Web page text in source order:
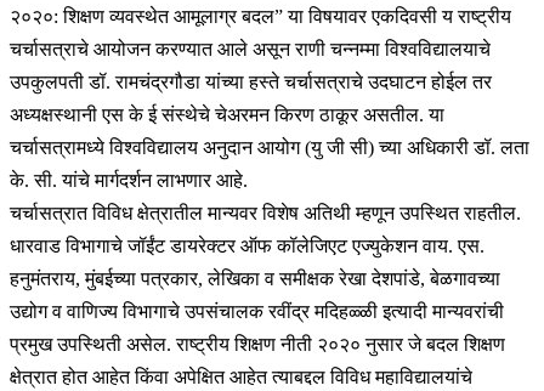
२०२०: शिक्षण व्यवस्थेत आमूलाग्र बदल” या विषयावर एकदिवसी य राष्ट्रीय
चर्चासत्राचे आयोजन करण्यात आले असून राणी चन्नम्मा विश्वविद्यालयाचे
उपकुलपती डॉ. रामचंद्रगौडा यांच्या हस्ते चर्चासत्राचे उदघाटन होईल तर
अध्यक्षस्थानी एस के ई संस्थेचे चेअरमन किरण ठाकूर असतील. या
चर्चासत्रामध्ये विश्वविद्यालय अनुदान आयोग (यु जी सी) च्या अधिकारी डॉ. लता
के. सी. यांचे मार्गदर्शन लाभणार आहे.
चर्चासत्रात विविध क्षेत्रातील मान्यवर विशेष अतिथी म्हणून उपस्थित राहतील.
धारवाड विभागाचे जॉईंट डायरेक्टर ऑफ कॉलेजिएट एज्युकेशन वाय. एस.
हनुमंतराय, मुंबईच्या पत्रकार, लेखिका व समीक्षक रेखा देशपांडे, बेळगावच्या
उद्योग व वाणिज्य विभागाचे उपसंचालक रवींद्र मदिहळ्ळी इत्यादी मान्यवरांची
प्रमुख उपस्थिती असेल. राष्ट्रीय शिक्षण नीती २०२० नुसार जे बदल शिक्षण
क्षेत्रात होत आहेत किंवा अपेक्षित आहेत त्याबद्दल विविध महाविद्यालयांचे